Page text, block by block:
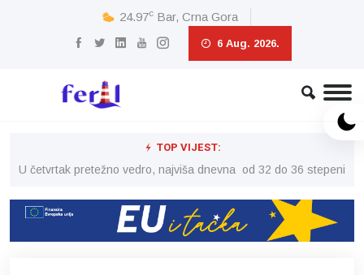
24.97c Bar, Crna Gora
6 Aug. 2026.
TOP VIJEST:
U četvrtak pretežno vedro, najviša dnevna od 32 do 36 stepeni